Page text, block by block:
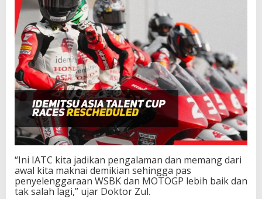
“Ini IATC kita jadikan pengalaman dan memang dari
awal kita maknai demikian sehingga pas
penyelenggaraan WSBK dan MOTOGP lebih baik dan
tak salah lagi,” ujar Doktor Zul.